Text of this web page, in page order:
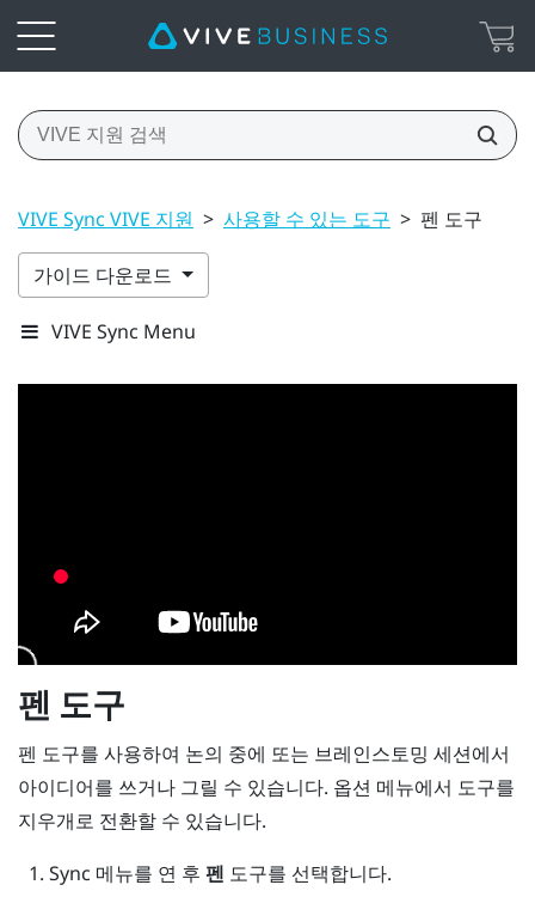
VIVE Sync VIVE 지원 > 사용할 수 있는 도구 > 펜 도구
가이드 다운로드
VIVE Sync Menu
펜 도구
펜 도구를 사용하여 논의 중에 또는 브레인스토밍 세션에서
아이디어를 쓰거나 그릴 수 있습니다. 옵션 메뉴에서 도구를
지우개로 전환할 수 있습니다.
Sync 메뉴를 연 후 펜 도구를 선택합니다.